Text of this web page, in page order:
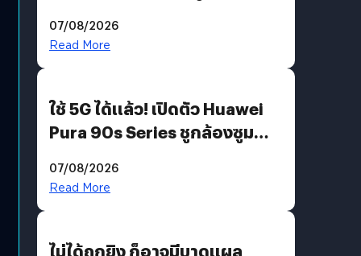
บริโภคและ B2B
07/08/2026
Read More
ใช้ 5G ได้แล้ว! เปิดตัว Huawei
Pura 90s Series ชูกล้องซูม
07/08/2026
Read More
ไม่ได้ถูกยิง ก็อาจมีบาดแผล